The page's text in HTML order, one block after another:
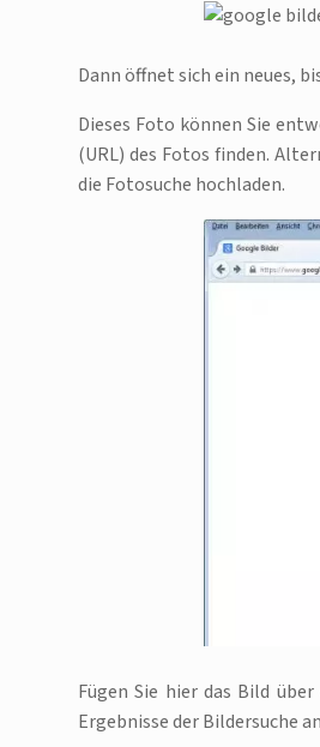
Dann öffnet sich ein neues,
Dieses Foto können Sie
(URL) des Fotos finden.
die Fotosuche hochladen.
Fügen Sie hier das Bild
Ergebnisse der Bildersuche